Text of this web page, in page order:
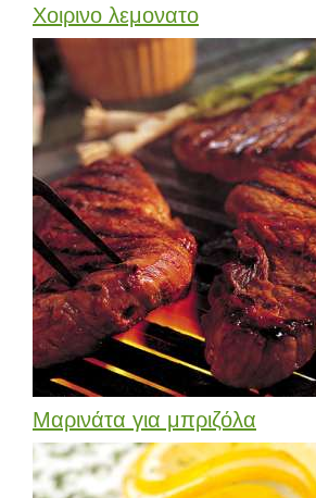
Χοιρινο λεμονατο
Μαρινάτα για μπριζόλα